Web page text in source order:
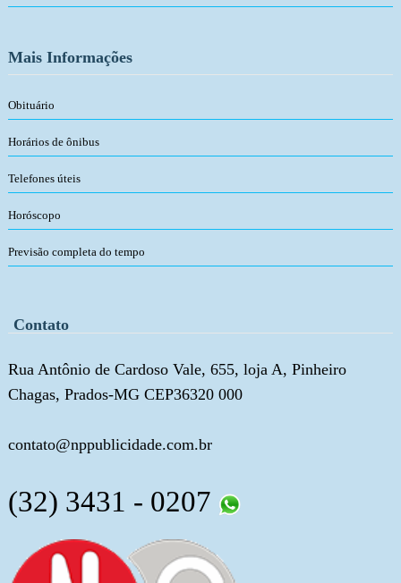
Mais Informações
Obituário
Horários de ônibus
Telefones úteis
Horóscopo
Previsão completa do tempo
Contato
Rua Antônio de Cardoso Vale, 655, loja A, Pinheiro
Chagas, Prados-MG CEP36320 000
contato@nppublicidade.com.br
(32) 3431 - 0207